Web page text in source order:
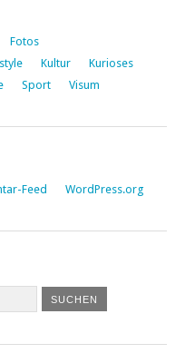
Fotos
Kultur
Kurioses
Sport Visum
Feed WordPress.org